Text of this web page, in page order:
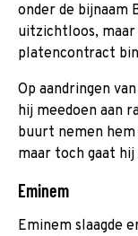
onder de
uitzichtloos,
platencontract
Op aandringen
hij meedoen aan
buurt nemen
maar toch gaat
Eminem
Eminem slaagde